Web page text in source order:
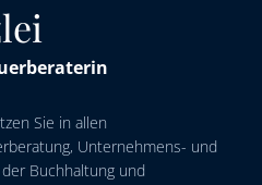
Sie in allen
Unternehmens- und
Buchhaltung und